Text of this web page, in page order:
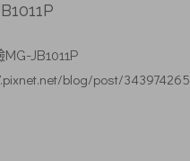
MG-JB1011P
blog/post/343974265